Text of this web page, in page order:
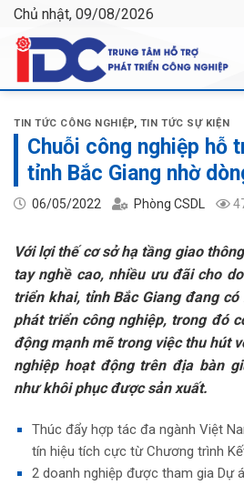
Skip
content
Chủ nhật, 09/08/2026
TIN TỨC CÔNG NGHIỆP, TIN TỨC SỰ KIỆN
Chuỗi công nghiệp hỗ
tỉnh Bắc Giang nhờ
06/05/2022 Phòng CSDL
Với lợi thế cơ sở hạ tầng giao
tay nghề cao, nhiều ưu đãi cho
triển khai, tỉnh Bắc Giang đang
phát triển công nghiệp, trong đó
động mạnh mẽ trong việc thu hút
nghiệp hoạt động trên địa bàn
như khôi phục được sản xuất.
Thúc đẩy hợp tác đa ngành Việt
tín hiệu tích cực từ Chương trình
2 doanh nghiệp được tham gia Dự